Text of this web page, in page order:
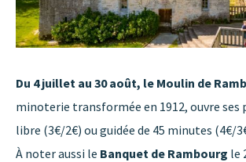
Du 4 juillet au 30 août, le Moulin de
minoterie transformée en 1912, ouvre ses
libre (3€/2€) ou guidée de 45 minutes (4€/
À noter aussi le Banquet de Rambourg le